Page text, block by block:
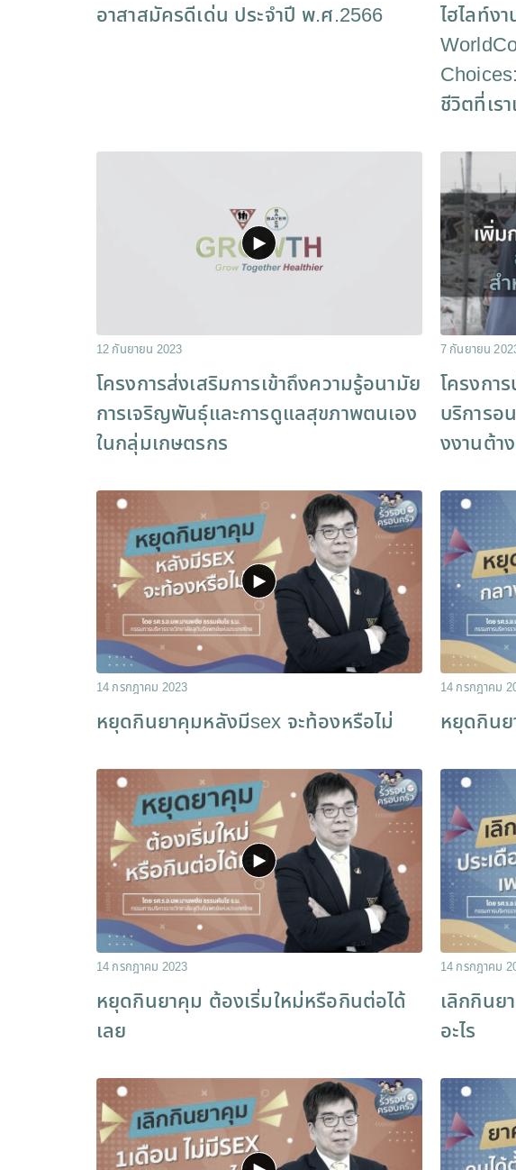
อาสาสมัครดีเด่น ประจำปี พ.ศ.2566
ไฮไลท์ง
ชีวิตที่เร
12 กันยายน 2023
โครงการส่งเสริมการเข้าถึงความรู้อนามัย
การเจริญพันธุ์และการดูแลสุขภาพตนเอง
ในกลุ่มเกษตรกร
7 กันยายน
โครงกา
บริการอ
งงานต้า
14 กรกฎาคม 2023
หยุดกินยาคุมหลังมีsex จะท้องหรือไม่
14 กรกฎาคม
หยุดกินย
14 กรกฎาคม 2023
หยุดกินยาคุม ต้องเริ่มใหม่หรือกินต่อได้
เลย
14 กรกฎาคม
เลิกกินย
อะไร